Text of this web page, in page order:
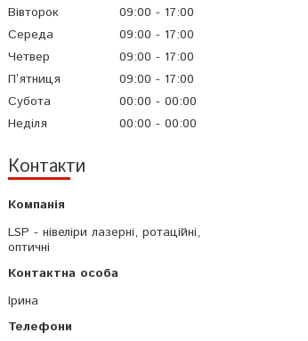
Вівторок
09:00
17:00
Середа
09:00
17:00
Четвер
09:00
17:00
Пʼятниця
09:00
17:00
Субота
00:00
00:00
Неділя
00:00 00:00
Контакти
LSP - нівеліри лазерні, ротаційні,
оптичні
Ірина